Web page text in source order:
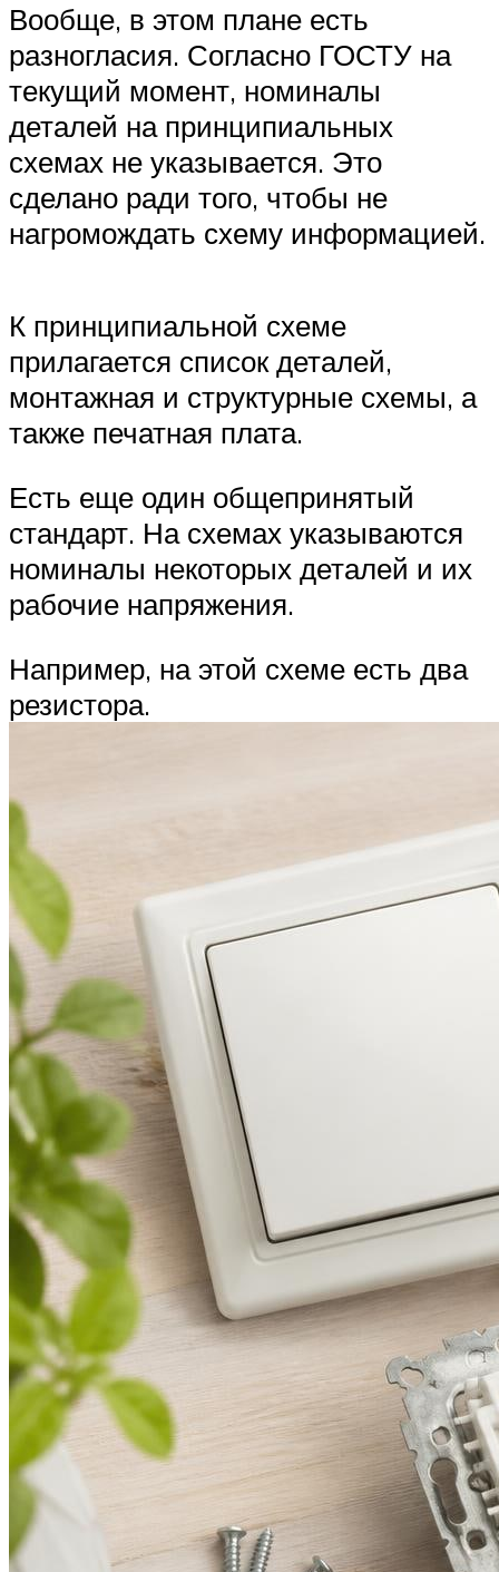
Вообще, в этом плане есть
разногласия. Согласно ГОСТУ на
текущий момент, номиналы
деталей на принципиальных
схемах не указывается. Это
сделано ради того, чтобы не
нагромождать схему информацией.
К принципиальной схеме
прилагается список деталей,
монтажная и структурные схемы, а
также печатная плата.
Есть еще один общепринятый
стандарт. На схемах указываются
номиналы некоторых деталей и их
рабочие напряжения.
Например, на этой схеме есть два
резистора.